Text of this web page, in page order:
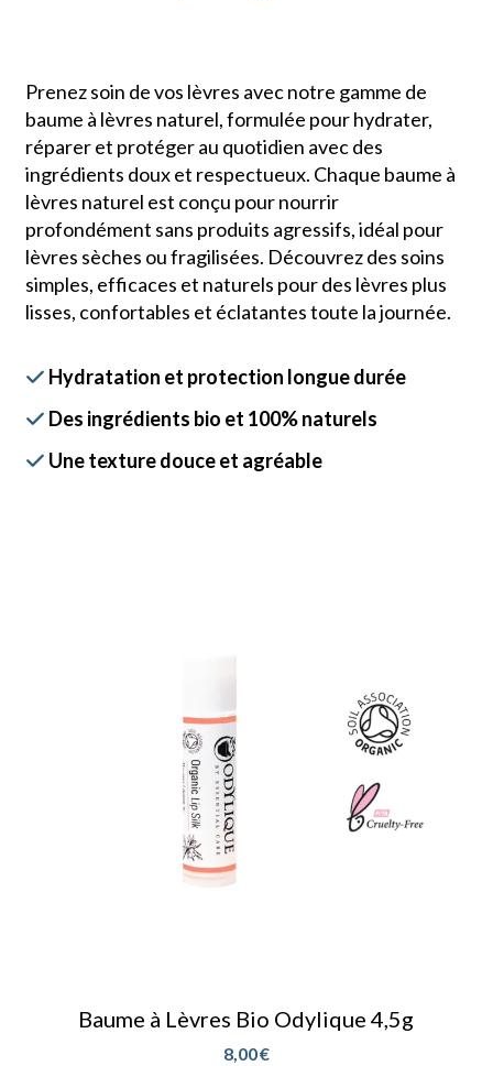
Prenez soin de vos lèvres avec notre gamme de
baume à lèvres naturel, formulée pour hydrater,
réparer et protéger au quotidien avec des
ingrédients doux et respectueux. Chaque baume à
lèvres naturel est conçu pour nourrir
profondément sans produits agressifs, idéal pour
lèvres sèches ou fragilisées. Découvrez des soins
simples, efficaces et naturels pour des lèvres plus
lisses, confortables et éclatantes toute la journée.
 Hydratation et protection longue durée
 Des ingrédients bio et 100% naturels
 Une texture douce et agréable
Baume à Lèvres Bio Odylique 4,5g
8,00€